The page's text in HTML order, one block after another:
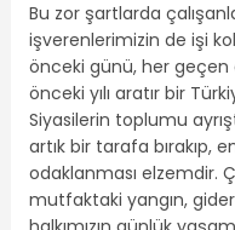
Bu zor şartlarda
işverenlerimizin de işi
önceki günü, her geçen
önceki yılı aratır bir
Siyasilerin toplumu
artık bir tarafa bırakıp,
odaklanması elzemdir.
mutfaktaki yangın,